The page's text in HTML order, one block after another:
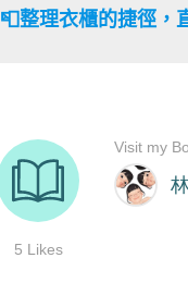
📮整理衣櫃的捷徑，